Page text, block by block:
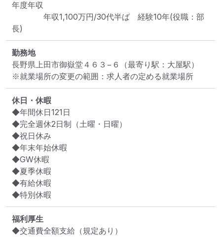
年度年収
年収1,100万円/30代半ば　経験10年(役職：部
長)
勤務地
長野県上田市御嶽堂４６３−６
（最寄り駅：大屋駅）
※就業場所の変更の範囲：求人者の定める就業場所
休日・休暇
◆年間休日121日
◆完全週休2日制（土曜・日曜）
◆祝日休み
◆年末年始休暇
◆GW休暇
◆夏季休暇
◆有給休暇
◆特別休暇
福利厚生
◆交通費全額支給（規定あり）